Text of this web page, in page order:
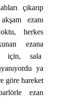
çıkarıp
ezanı
herkes
ezana
için, sala
ya
göre hareket
ezan